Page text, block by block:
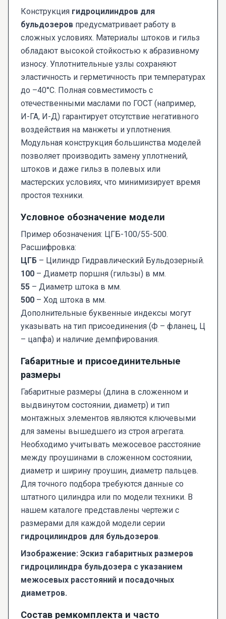
Конструкция гидроцилиндров для
бульдозеров предусматривает работу в
сложных условиях. Материалы штоков и гильз
обладают высокой стойкостью к абразивному
износу. Уплотнительные узлы сохраняют
эластичность и герметичность при температурах
до –40°C. Полная совместимость с
отечественными маслами по ГОСТ (например,
И-ГА, И-Д) гарантирует отсутствие негативного
воздействия на манжеты и уплотнения.
Модульная конструкция большинства моделей
позволяет производить замену уплотнений,
штоков и даже гильз в полевых или
мастерских условиях, что минимизирует время
простоя техники.
Условное обозначение модели
Пример обозначения: ЦГБ-100/55-500.
Расшифровка:
ЦГБ – Цилиндр Гидравлический Бульдозерный.
100 – Диаметр поршня (гильзы) в мм.
55 – Диаметр штока в мм.
500 – Ход штока в мм.
Дополнительные буквенные индексы могут
указывать на тип присоединения (Ф – фланец, Ц
– цапфа) и наличие демпфирования.
Габаритные и присоединительные
размеры
Габаритные размеры (длина в сложенном и
выдвинутом состоянии, диаметр) и тип
монтажных элементов являются ключевыми
для замены вышедшего из строя агрегата.
Необходимо учитывать межосевое расстояние
между проушинами в сложенном состоянии,
диаметр и ширину проушин, диаметр пальцев.
Для точного подбора требуются данные со
штатного цилиндра или по модели техники. В
нашем каталоге представлены чертежи с
размерами для каждой модели серии
гидроцилиндров для бульдозеров.
Изображение: Эскиз габаритных размеров
гидроцилиндра бульдозера с указанием
межосевых расстояний и посадочных
диаметров.
Состав ремкомплекта и часто